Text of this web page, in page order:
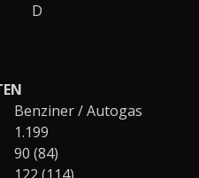
D
Benziner / Autogas
1.199
90 (84)